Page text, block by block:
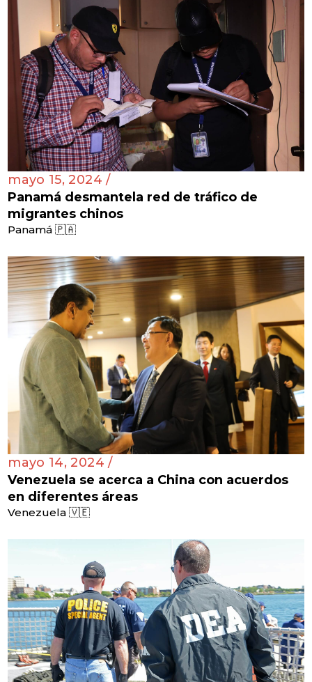
mayo 15, 2024 /
Panamá desmantela red de tráfico de
migrantes chinos
Panamá 🇵🇦
mayo 14, 2024 /
Venezuela se acerca a China con acuerdos
en diferentes áreas
Venezuela 🇻🇪